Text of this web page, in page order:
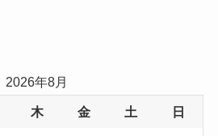
2026年8月
木 金 土 日